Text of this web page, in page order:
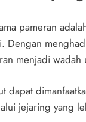
pameran
Dengan
menjadi
dapat
jejaring yang